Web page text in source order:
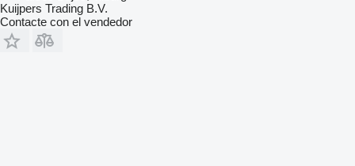
Kuijpers Trading B.V.
Contacte con el vendedor